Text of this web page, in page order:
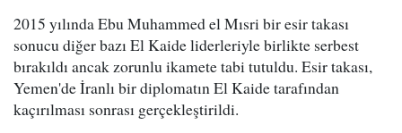
2015 yılında Ebu Muhammed el Mısri bir esir takası
sonucu diğer bazı El Kaide liderleriyle birlikte serbest
bırakıldı ancak zorunlu ikamete tabi tutuldu. Esir takası,
Yemen'de İranlı bir diplomatın El Kaide tarafından
kaçırılması sonrası gerçekleştirildi.